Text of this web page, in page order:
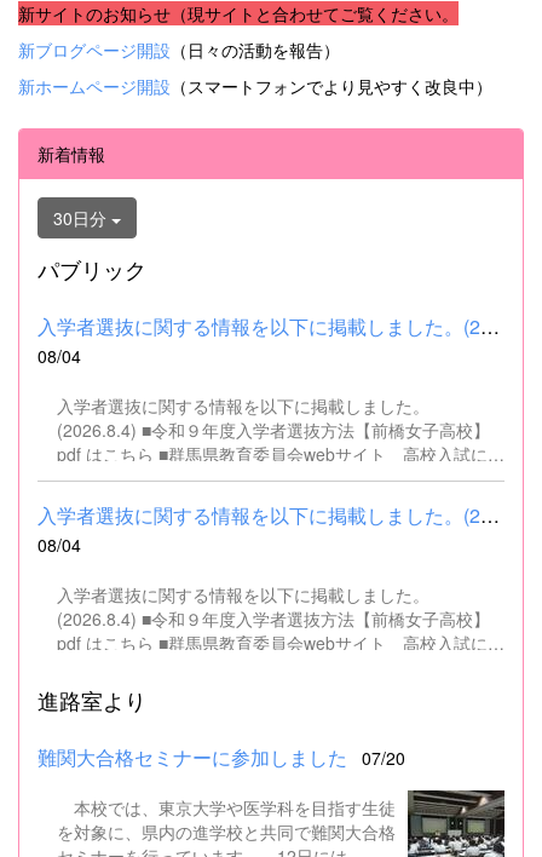
新サイトのお知らせ（現サイトと合わせてご覧ください。
新ブログページ開設 （日々の活動を報告）
新ホームページ開設 （スマートフォンでより見やすく改良中）
新着情報
30日分
パブリック
入学者選抜に関する情報を以下に掲載しました。(2026.8.4) ■令和...
08/04
入学者選抜に関する情報を以下に掲載しました。
(2026.8.4) ■令和９年度入学者選抜方法【前橋女子高校】
pdf はこちら ■群馬県教育委員会webサイト 高校入試に関
するページはこちら
入学者選抜に関する情報を以下に掲載しました。(2026.8.4) ■令和...
08/04
入学者選抜に関する情報を以下に掲載しました。
(2026.8.4) ■令和９年度入学者選抜方法【前橋女子高校】
pdf はこちら ■群馬県教育委員会webサイト 高校入試に関
進路室より
難関大合格セミナーに参加しました 07/20
本校では、東京大学や医学科を目指す生徒
を対象に、県内の進学校と共同で難関大合格